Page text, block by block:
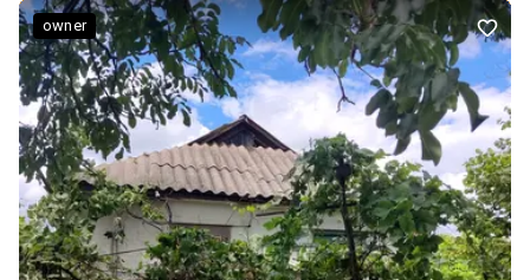
14-18 Якщо у вас є нерухомість, яку ви бажаєте продати або
здати в оренду, обов'язково ☎️телефонуйте мені зараз 🙋! У нас
завжди багато 👨 👩 👧 👦клієнтів які в пошуку нерухомості. Ми 🏃
♂️активно залучаємо 🎯потенційних покупців та орендарів! Ми
завжди працюємо оперативно у ваших інтересах🤝,
забезпечуючи юридичні консультації, займаємося оформленням
усіх необхідних✍️ документів.
owner